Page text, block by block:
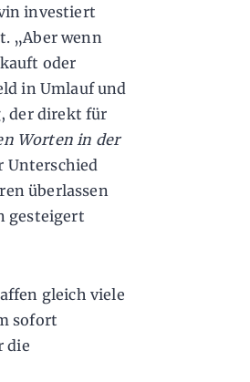
investiert
„Aber wenn
oder
in Umlauf und
der direkt für
Worten in der
Unterschied
überlassen
gesteigert
gleich viele
sofort
die